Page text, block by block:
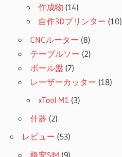
作成物 (14)
自作3Dプリンター (10)
CNCルーター (8)
テーブルソー (2)
ボール盤 (7)
レーザーカッター (18)
xTool M1 (3)
什器 (2)
レビュー (53)
格安SIM (9)